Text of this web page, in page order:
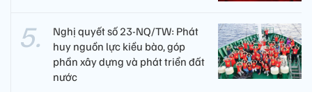
Nghị quyết số 23-NQ/TW: Phát
huy nguồn lực kiều bào, góp
phần xây dựng và phát triển đất
nước